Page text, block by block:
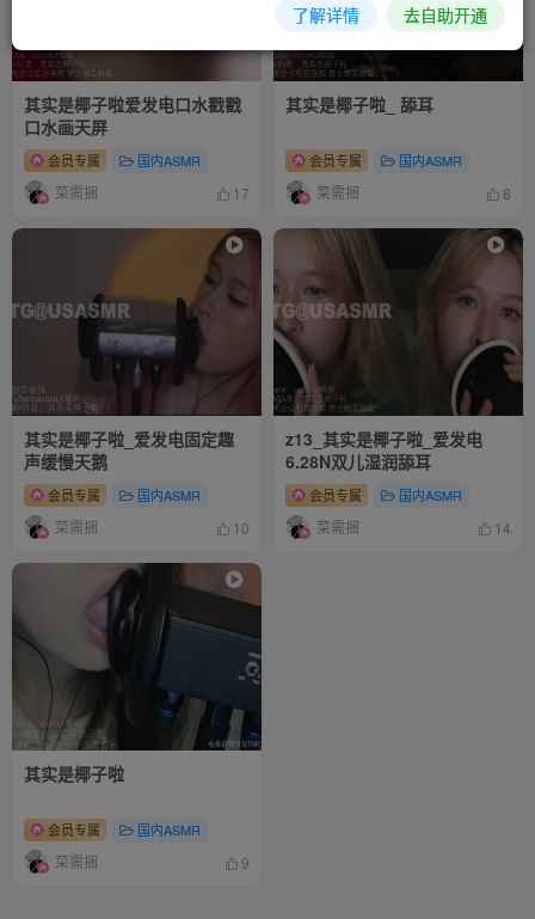
其实是椰子啦爱发电口水戳戳
口水画天屏
会员专属 国内ASMR
菜需捆 17
其实是椰子啦_ 舔耳
会员专属 国内ASMR
菜需捆 8
其实是椰子啦_爱发电固定趣
声缓慢天鹅
会员专属 国内ASMR
菜需捆 10
z13_其实是椰子啦_爱发电
6.28N双儿湿润舔耳
会员专属 国内ASMR
菜需捆 14
其实是椰子啦
会员专属 国内ASMR
菜需捆 9
了解详情 去自助开通